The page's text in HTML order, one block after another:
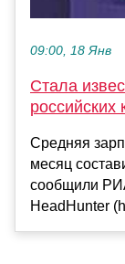
09:00, 18 Янв
Стала
российских
Средняя
месяц
сообщили
HeadHunter